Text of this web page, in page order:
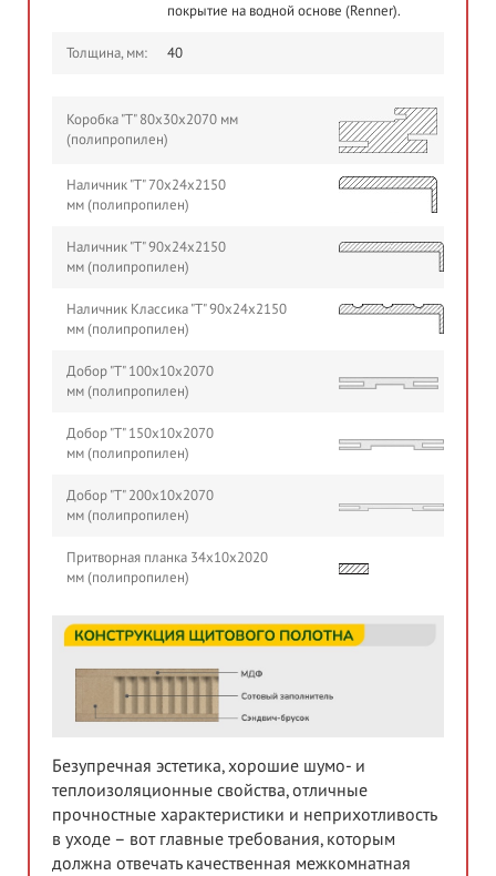
покрытие на водной основе (Renner).
Толщина, мм: 40
Коробка "Т" 80х30х2070 мм
(полипропилен)
Наличник "Т" 70х24х2150
мм (полипропилен)
Наличник "Т" 90х24х2150
мм (полипропилен)
Наличник Классика "Т" 90х24х2150
мм (полипропилен)
Добор "Т" 100х10х2070
мм (полипропилен)
Добор "Т" 150х10х2070
мм (полипропилен)
Добор "Т" 200х10х2070
мм (полипропилен)
Притворная планка 34х10х2020
мм (полипропилен)
Безупречная эстетика, хорошие шумо- и
теплоизоляционные свойства, отличные
прочностные характеристики и неприхотливость
в уходе – вот главные требования, которым
должна отвечать качественная межкомнатная